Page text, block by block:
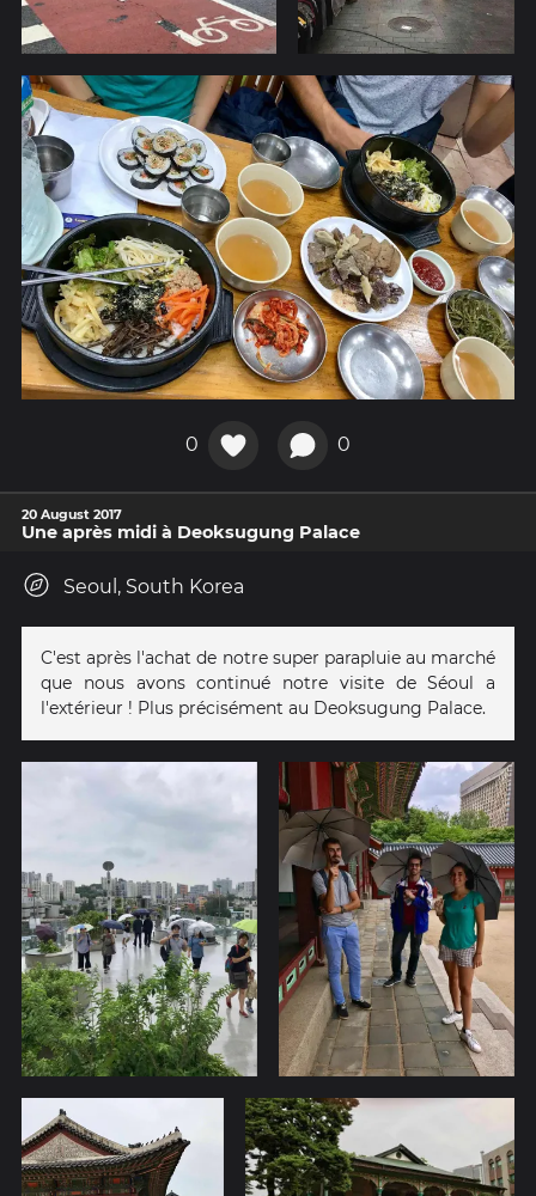
0 0
20 August 2017
Une après midi à Deoksugung Palace
Seoul, South Korea
C'est après l'achat de notre super parapluie au marché
que nous avons continué notre visite de Séoul a
l'extérieur ! Plus précisément au Deoksugung Palace.